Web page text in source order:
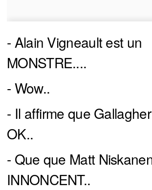
- Alain Vigneault est un
MONSTRE....
- Wow..
- Il affirme que
OK..
- Que que Matt
INNONCENT..